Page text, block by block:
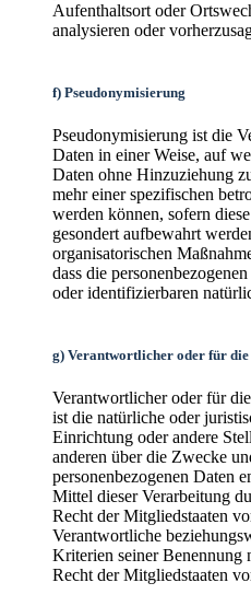
Aufenthaltsort oder
analysieren oder
f) Pseudonymisierung
Pseudonymisierung ist die
Daten in einer Weise, auf
Daten ohne Hinzuziehung
mehr einer spezifischen
werden können, sofern
gesondert aufbewahrt
organisatorischen
dass die
oder identifizierbaren
g) Verantwortlicher oder für
Verantwortlicher oder für
ist die natürliche oder
Einrichtung oder andere
anderen über die Zwecke
personenbezogenen Daten
Mittel dieser Verarbeitung
Recht der Mitgliedstaaten
Verantwortliche
Kriterien seiner Benennung
Recht der Mitgliedstaaten